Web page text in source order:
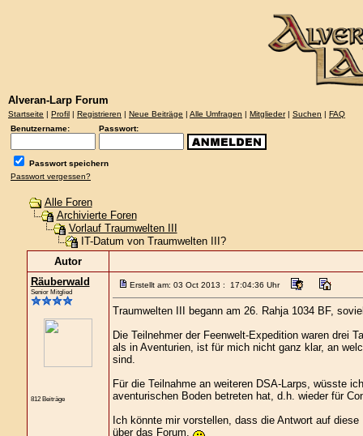
Alveran-Larp Forum
Startseite | Profil | Registrieren | Neue Beiträge | Alle Umfragen | Mitglieder| Suchen | FAQ
Benutzername:
Passwort:
Passwort speichern
Passwort vergessen?
Alle Foren
Archivierte Foren
Vorlauf Traumwelten III
IT-Datum von Traumwelten III?
Autor
Räuberwald
Senior Mitglied
812 Beiträge
Erstellt am: 03 Oct 2013 : 17:04:36 Uhr
Traumwelten III begann am 26. Rahja 1034 BF,
Die Teilnehmer der Feenwelt-Expedition waren drei
als in Aventurien, ist für mich nicht ganz klar, an
sind.
Für die Teilnahme an weiteren DSA-Larps, wüsste
aventurischen Boden betreten hat, d.h. wieder für
Ich könnte mir vorstellen, dass die Antwort auf
über das Forum.